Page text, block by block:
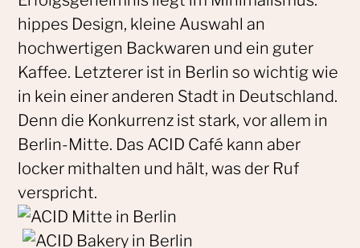
hippes Design, kleine Auswahl an
hochwertigen Backwaren und ein guter
Kaffee. Letzterer ist in Berlin so wichtig wie
in kein einer anderen Stadt in Deutschland.
Denn die Konkurrenz ist stark, vor allem in
Berlin-Mitte. Das ACID Café kann aber
locker mithalten und hält, was der Ruf
verspricht.